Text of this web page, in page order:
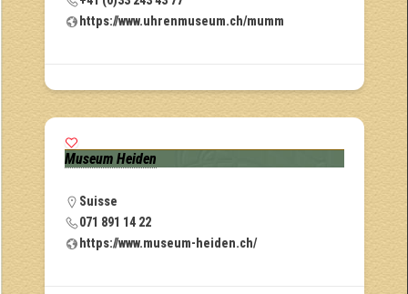
https://www.uhrenmuseum.ch/mumm
Museum Heiden
Suisse
071 891 14 22
https://www.museum-heiden.ch/